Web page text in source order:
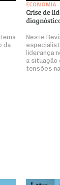
da
ECONOMIA
Crise de
Neste
liderança
a situação
tensões